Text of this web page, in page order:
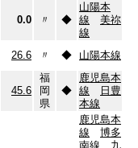
0.0 〃 ◆
山陽本
線
美祢
線
26.6 〃 ◆ 山陽本線
45.6
福
岡
県
◆
鹿児島本
線
日豊
本線
鹿児島本
線
博多
南線
九